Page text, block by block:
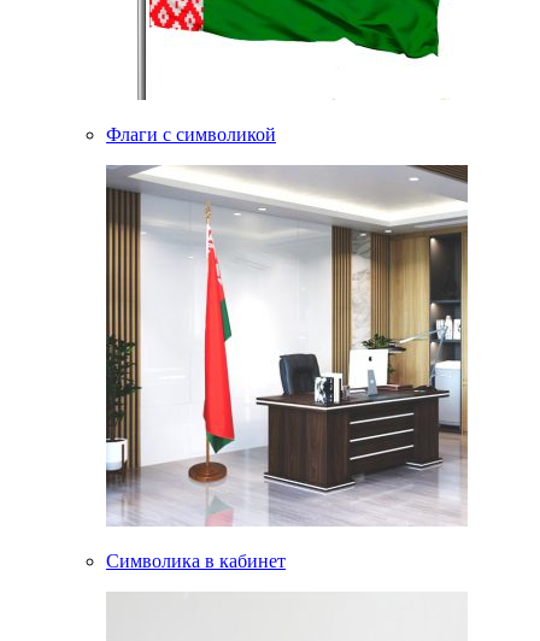
Флаги с символикой
Символика в кабинет